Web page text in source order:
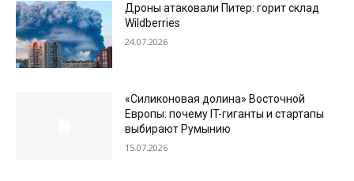
Дроны атаковали Питер: горит склад
Wildberries
24.07.2026
«Силиконовая долина» Восточной
Европы: почему IT-гиганты и стартапы
выбирают Румынию
15.07.2026